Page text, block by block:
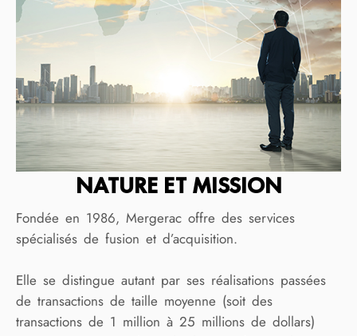
NATURE ET MISSION
Fondée en 1986, Mergerac offre des services
spécialisés de fusion et d’acquisition.
Elle se distingue autant par ses réalisations passées
de transactions de taille moyenne (soit des
transactions de 1 million à 25 millions de dollars)